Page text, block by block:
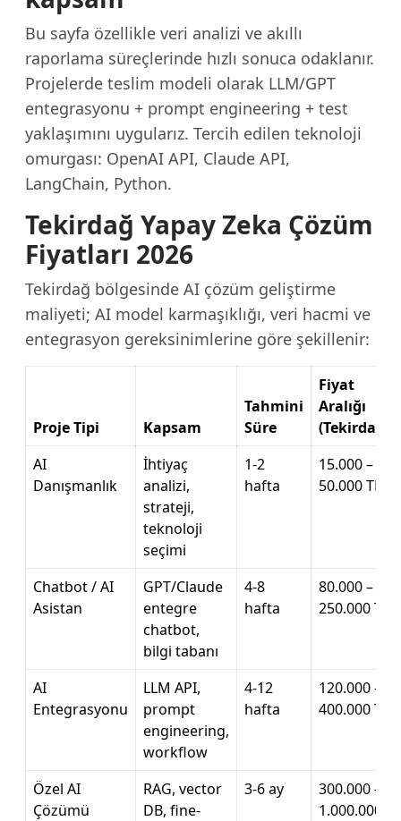
Bu sayfa özellikle veri analizi ve akıllı
raporlama süreçlerinde hızlı sonuca odaklanır.
Projelerde teslim modeli olarak LLM/GPT
entegrasyonu + prompt engineering + test
yaklaşımını uygularız. Tercih edilen teknoloji
omurgası: OpenAI API, Claude API,
LangChain, Python.
Tekirdağ Yapay Zeka Çözüm
Fiyatları 2026
Tekirdağ bölgesinde AI çözüm geliştirme
maliyeti; AI model karmaşıklığı, veri hacmi ve
entegrasyon gereksinimlerine göre şekillenir:
Proje Tipi Kapsam
Tahmini
Süre
Fiyat
Aralığı
(Tekirdağ)
AI
Danışmanlık
İhtiyaç
analizi,
strateji,
teknoloji
seçimi
1-2
hafta
15.000 –
50.000 TL
Chatbot / AI
Asistan
GPT/Claude
entegre
chatbot,
bilgi tabanı
4-8
hafta
80.000 –
250.000 TL
AI
Entegrasyonu
LLM API,
prompt
engineering,
workflow
4-12
hafta
120.000 –
400.000 TL
Özel AI
Çözümü
RAG, vector
DB, fine-
3-6 ay
300.000 –
1.000.000